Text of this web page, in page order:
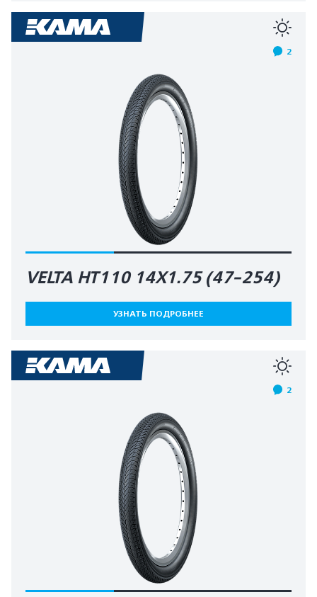
2
VELTA HT110 14X1.75 (47-254)
УЗНАТЬ ПОДРОБНЕЕ
2